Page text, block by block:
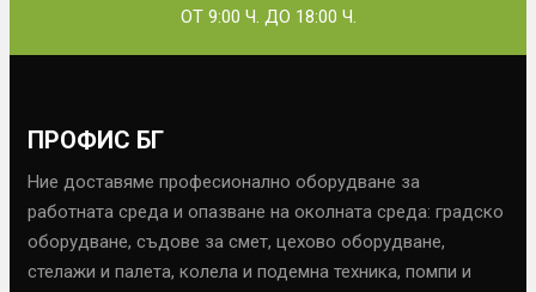
ОТ 9:00 Ч. ДО 18:00 Ч.
ПРОФИС БГ
Ние доставяме професионално оборудване за
работната среда и опазване на околната среда: градско
оборудване, съдове за смет, цехово оборудване,
стелажи и палета, колела и подемна техника, помпи и